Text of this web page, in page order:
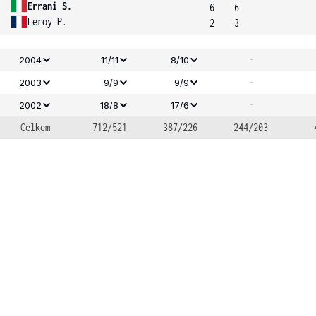
Errani S.
Leroy P.
6
2
6
3
2004 11/11 8/10 -
2003 9/9 9/9 -
2002 18/8 17/6
-
Celkem
712/521 387/226 244/203